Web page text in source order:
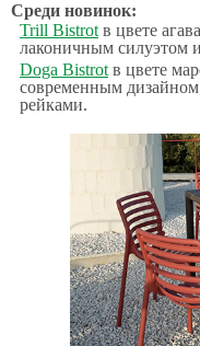
Среди новинок:
Trill Bistrot в цвете
лаконичным силуэтом
Doga Bistrot в цвете
современным
рейками.